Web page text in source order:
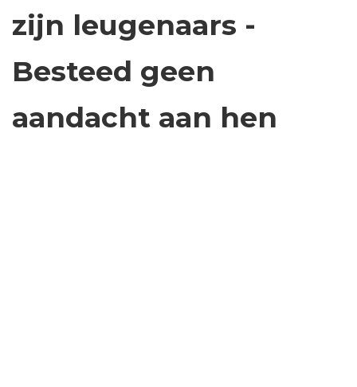
zijn leugenaars -
Besteed geen
aandacht aan hen